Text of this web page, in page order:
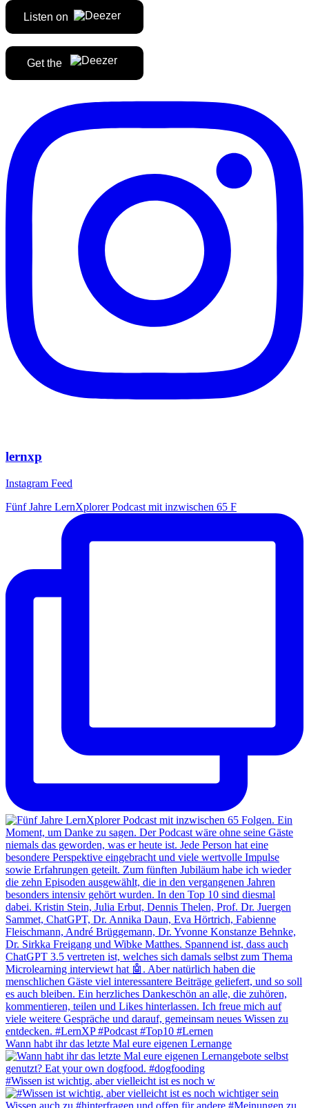
Listen on
Get the
lernxp
Instagram Feed
Fünf Jahre LernXplorer Podcast mit inzwischen 65 F
Wann habt ihr das letzte Mal eure eigenen Lernange
#Wissen ist wichtig, aber vielleicht ist es noch w